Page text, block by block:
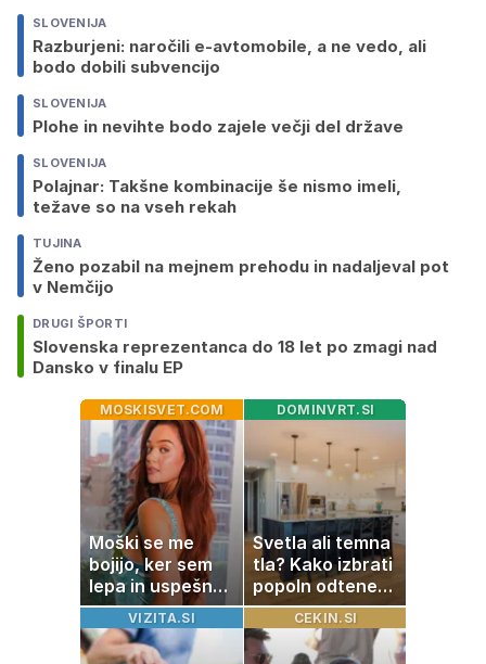
SLOVENIJA
Razburjeni: naročili e-avtomobile, a ne vedo, ali
bodo dobili subvencijo
SLOVENIJA
Plohe in nevihte bodo zajele večji del države
SLOVENIJA
Polajnar: Takšne kombinacije še nismo imeli,
težave so na vseh rekah
TUJINA
Ženo pozabil na mejnem prehodu in nadaljeval pot
v Nemčijo
DRUGI ŠPORTI
Slovenska reprezentanca do 18 let po zmagi nad
Dansko v finalu EP
MOSKISVET.COM
Moški se me
bojijo, ker sem
lepa in uspešna:
Misica razkrila,
zakaj je še
vedno samska
DOMINVRT.SI
Svetla ali temna
tla? Kako izbrati
popoln odtenek
za vaš dom
VIZITA.SI CEKIN.SI